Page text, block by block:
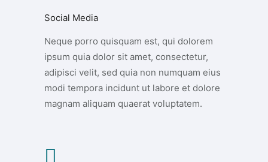
Social Media
Neque porro quisquam est, qui dolorem
ipsum quia dolor sit amet, consectetur,
adipisci velit, sed quia non numquam eius
modi tempora incidunt ut labore et dolore
magnam aliquam quaerat voluptatem.